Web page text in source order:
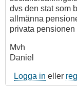
dvs den stat som
allmänna
privata
Mvh
Daniel
Logga in eller